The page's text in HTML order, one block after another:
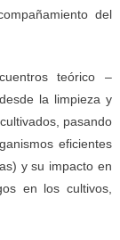
del
teórico –
la limpieza y
pasando
eficientes
y su impacto en
en los cultivos,